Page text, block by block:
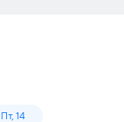
Пт, 14